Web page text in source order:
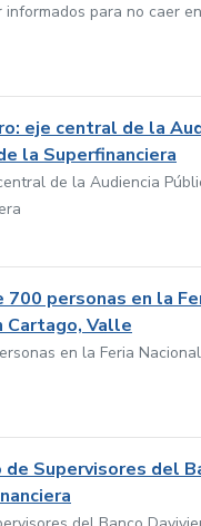
para no caer
eje central de la
la Superfinanciera
de la Audiencia
personas en la
Cartago, Valle
en la Feria
Supervisores del